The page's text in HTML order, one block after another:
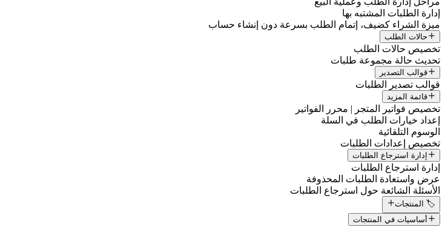
إدارة الطلبات المشتبه بها
ميزة الشراء كضيف، إتمام الطلب بسرعة دون إنشاء حساب
حالات الطلب
تخصيص حالات الطلب
تحديث حالة مجموعة طلبات
قوالب التصدير
قوالب تصدير الطلبات
قائمة المزيد
تخصيص فواتير المتجر | محرر الفواتير
إعداد خيارات الطلب في السلة
الوسوم التلقائية
تخصيص إعدادات الطلبات
إدارة استرجاع الطلبات
إدارة استرجاع الطلبات
عرض واستعادة الطلبات المحذوفة
الأسئلة الشائعة حول استرجاع الطلبات
🏷️ المنتجات
أساسيات في المنتجات